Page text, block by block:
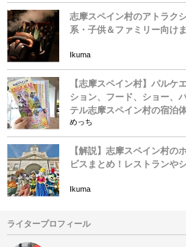
志摩スペイン村のアトラク
系・子供＆ファミリー向け
Ikuma
【志摩スペイン村】パルケ
ション、フード、ショー、
テル志摩スペイン村の宿泊
めっち
【解説】志摩スペイン村の
ビスまとめ！レストランや
Ikuma
ライタープロフィール